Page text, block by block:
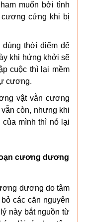
muốn bởi tình
cứng khi bị
đúng thời điểm để
khi hứng khởi sẽ
cuộc thì lại mềm
cương.
vật vẫn cương
còn, nhưng khi
mình thì nó lại
cương dương
dương do tâm
các căn nguyên
này bắt nguồn từ